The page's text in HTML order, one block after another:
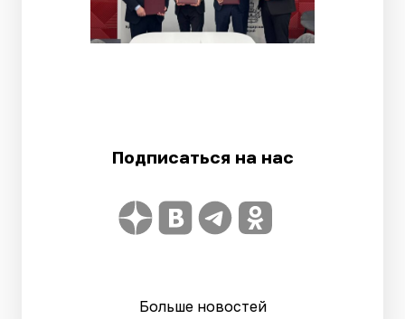
Подписаться на нас
Больше новостей